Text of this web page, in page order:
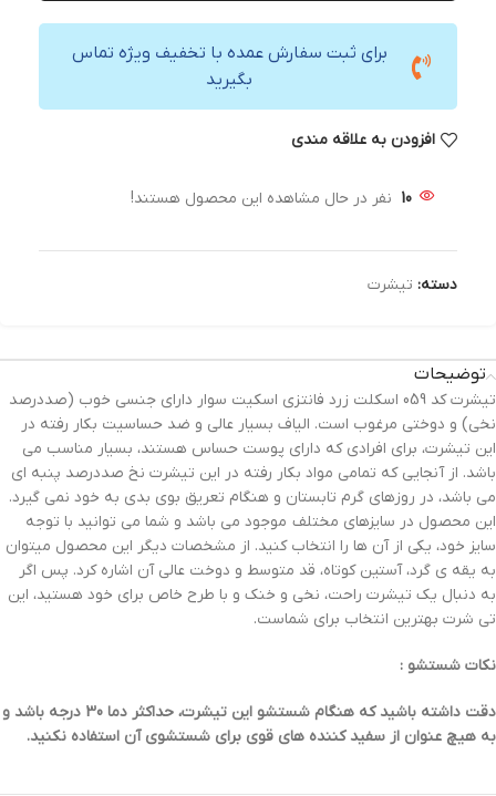
برای ثبت سفارش عمده با تخفیف ویژه تماس
بگیرید
افزودن به علاقه مندی
10 نفر در حال مشاهده این محصول هستند!
دسته: تیشرت
توضیحات
تیشرت کد 059 اسکلت زرد فانتزی اسکیت سوار دارای جنسی خوب (صددرصد
نخی) و دوختی مرغوب است. الیاف بسیار عالی و ضد حساسیت بکار رفته در
این تیشرت، برای افرادی که دارای پوست حساس هستند، بسیار مناسب می
باشد. از آنجایی که تمامی مواد بکار رفته در این تیشرت نخ صددرصد پنبه ای
می باشد، در روزهای گرم تابستان و هنگام تعریق بوی بدی به خود نمی گیرد.
این محصول در سایزهای مختلف موجود می باشد و شما می توانید با توجه
سایز خود، یکی از آن ها را انتخاب کنید. از مشخصات دیگر این محصول میتوان
به یقه ی گرد، آستین کوتاه، قد متوسط و دوخت عالی آن اشاره کرد. پس اگر
به دنبال یک تیشرت راحت، نخی و خنک و با طرح خاص برای خود هستید، این
تی شرت بهترین انتخاب برای شماست.
نکات شستشو :
دقت داشته باشید که هنگام شستشو این تیشرت، حداکثر دما 30 درجه باشد و
به هیچ عنوان از سفید کننده های قوی برای شستشوی آن استفاده نکنید.